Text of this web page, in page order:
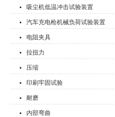
吸尘机低温冲击试验装置
汽车充电枪机械负荷试验装置
电阻夹具
拉扭力
压缩
印刷牢固试验
耐磨
内部弯曲